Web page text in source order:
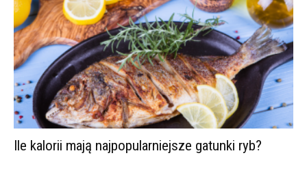
Ile kalorii mają najpopularniejsze gatunki ryb?